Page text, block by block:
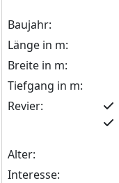
Baujahr:
Länge in m:
Breite in m:
Tiefgang in m:
Revier:
Alter:
Interesse: